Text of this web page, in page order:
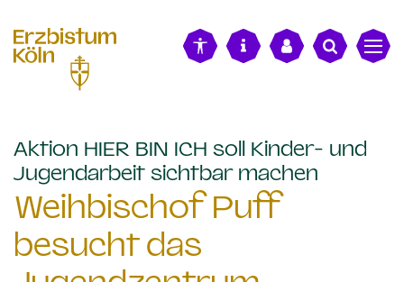
Aktion HIER BIN ICH soll Kinder- und
Jugendarbeit sichtbar machen
Weihbischof Puff
besucht das